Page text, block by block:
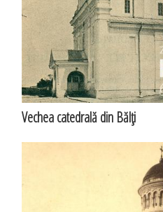
Vechea catedrală din Bălţi